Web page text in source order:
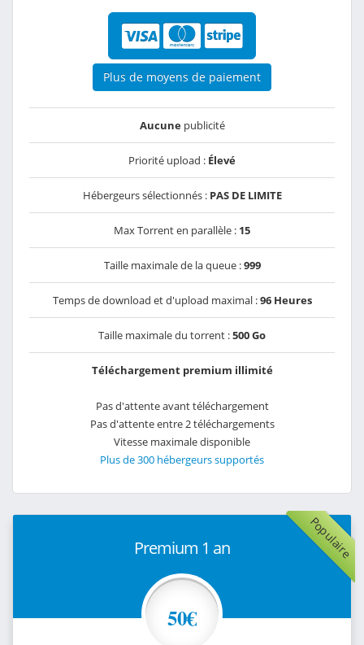
Plus de moyens de paiement
Aucunepublicité
Priorité upload : Élevé
Hébergeurs sélectionnés : PAS DE LIMITE
Max Torrent en parallèle : 15
Taille maximale de la queue :999
Temps de download et d'upload maximal :96 Heures
Taille maximale du torrent :500 Go
Téléchargement premium illimité
Pas d'attente avant téléchargement
Pas d'attente entre 2 téléchargements
Vitesse maximale disponible
Plus de 300 hébergeurs supportés
Populaire
Premium 1 an
50€